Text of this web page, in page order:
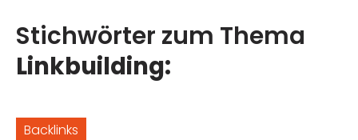
Stichwörter zum Thema
Linkbuilding:
Backlinks